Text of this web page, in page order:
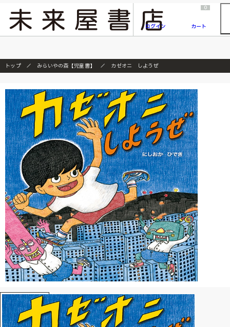
『ONE PIECE magazine 021 ONE PIECEカード付き同梱版』発売延期のご案内
ログイン
0
カート
トップ みらいやの森【児童書】 カゼオニ しようぜ